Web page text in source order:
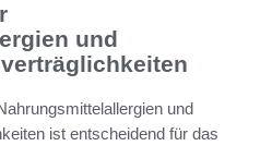
und
und
ist entscheidend für das